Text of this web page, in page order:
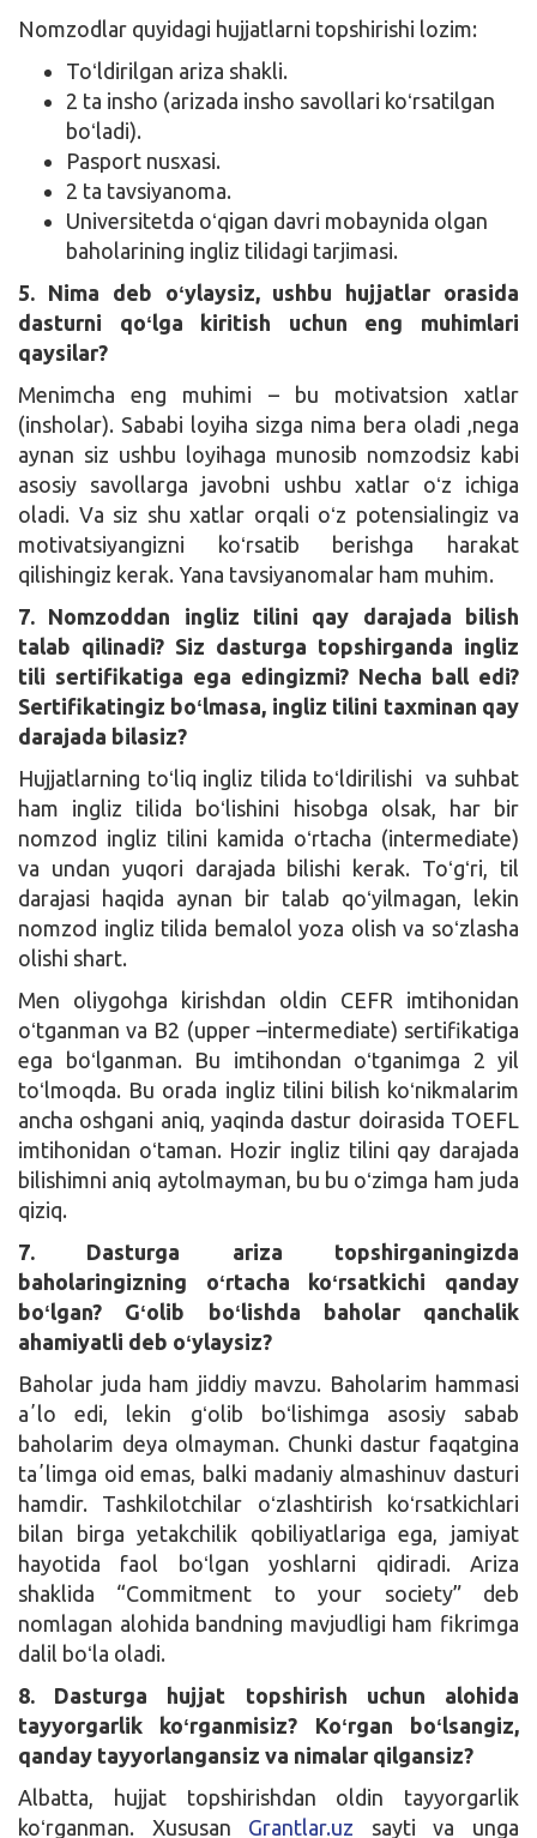
Nomzodlar quyidagi hujjatlarni topshirishi lozim:
Toʻldirilgan ariza shakli.
2 ta insho (arizada insho savollari koʻrsatilgan
boʻladi).
Pasport nusxasi.
2 ta tavsiyanoma.
Universitetda oʻqigan davri mobaynida olgan
baholarining ingliz tilidagi tarjimasi.
5. Nima deb oʻylaysiz, ushbu hujjatlar orasida
dasturni qoʻlga kiritish uchun eng muhimlari
qaysilar?
Menimcha eng muhimi – bu motivatsion xatlar
(insholar). Sababi loyiha sizga nima bera oladi ,nega
aynan siz ushbu loyihaga munosib nomzodsiz kabi
asosiy savollarga javobni ushbu xatlar oʻz ichiga
oladi. Va siz shu xatlar orqali oʻz potensialingiz va
motivatsiyangizni koʻrsatib berishga harakat
qilishingiz kerak. Yana tavsiyanomalar ham muhim.
7. Nomzoddan ingliz tilini qay darajada bilish
talab qilinadi? Siz dasturga topshirganda ingliz
tili sertifikatiga ega edingizmi? Necha ball edi?
Sertifikatingiz boʻlmasa, ingliz tilini taxminan qay
darajada bilasiz?
Hujjatlarning toʻliq ingliz tilida toʻldirilishi va suhbat
ham ingliz tilida boʻlishini hisobga olsak, har bir
nomzod ingliz tilini kamida oʻrtacha (intermediate)
va undan yuqori darajada bilishi kerak. Toʻgʻri, til
darajasi haqida aynan bir talab qoʻyilmagan, lekin
nomzod ingliz tilida bemalol yoza olish va soʻzlasha
olishi shart.
Men oliygohga kirishdan oldin CEFR imtihonidan
oʻtganman va B2 (upper –intermediate) sertifikatiga
ega boʻlganman. Bu imtihondan oʻtganimga 2 yil
toʻlmoqda. Bu orada ingliz tilini bilish koʻnikmalarim
ancha oshgani aniq, yaqinda dastur doirasida TOEFL
imtihonidan oʻtaman. Hozir ingliz tilini qay darajada
bilishimni aniq aytolmayman, bu bu oʻzimga ham juda
qiziq.
7. Dasturga ariza topshirganingizda
baholaringizning oʻrtacha koʻrsatkichi qanday
boʻlgan? Gʻolib boʻlishda baholar qanchalik
ahamiyatli deb oʻylaysiz?
Baholar juda ham jiddiy mavzu. Baholarim hammasi
aʼlo edi, lekin gʻolib boʻlishimga asosiy sabab
baholarim deya olmayman. Chunki dastur faqatgina
taʼlimga oid emas, balki madaniy almashinuv dasturi
hamdir. Tashkilotchilar oʻzlashtirish koʻrsatkichlari
bilan birga yetakchilik qobiliyatlariga ega, jamiyat
hayotida faol boʻlgan yoshlarni qidiradi. Ariza
shaklida “Commitment to your society” deb
nomlagan alohida bandning mavjudligi ham fikrimga
dalil boʻla oladi.
8. Dasturga hujjat topshirish uchun alohida
tayyorgarlik koʻrganmisiz? Koʻrgan boʻlsangiz,
qanday tayyorlangansiz va nimalar qilgansiz?
Albatta, hujjat topshirishdan oldin tayyorgarlik
koʻrganman. Xususan Grantlar.uz sayti va unga